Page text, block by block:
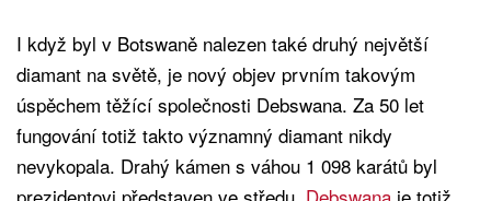
I když byl v Botswaně nalezen také druhý největší
diamant na světě, je nový objev prvním takovým
úspěchem těžící společnosti Debswana. Za 50 let
fungování totiž takto významný diamant nikdy
nevykopala. Drahý kámen s váhou 1 098 karátů byl